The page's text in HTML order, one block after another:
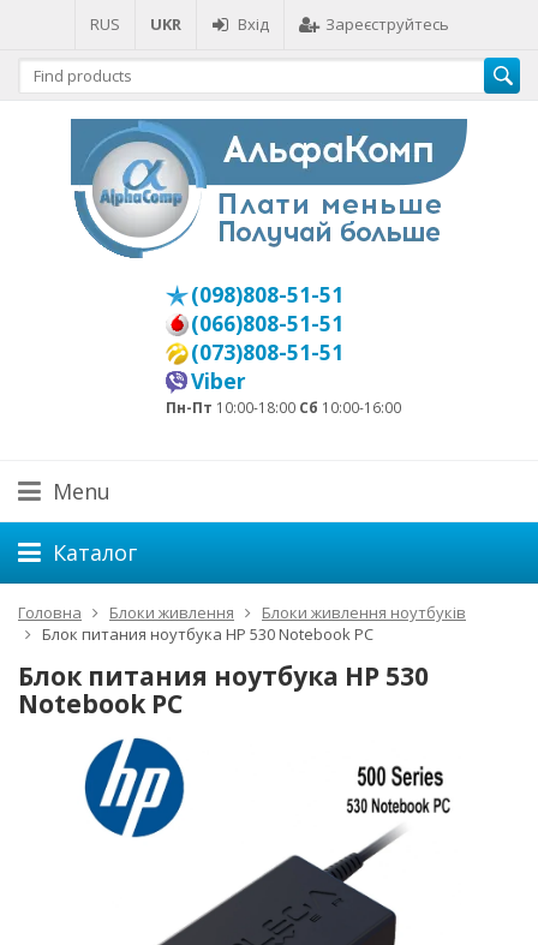
RUS UKR Вхід Зареєструйтесь
(098)808-51-51
(066)808-51-51
(073)808-51-51
Viber
Пн-Пт 10:00-18:00 Сб 10:00-16:00
Menu
Каталог
Головна Блоки живлення
Блоки живлення ноутбуків
Блок питания ноутбука HP 530 Notebook PC
Блок питания ноутбука HP 530
Notebook PC